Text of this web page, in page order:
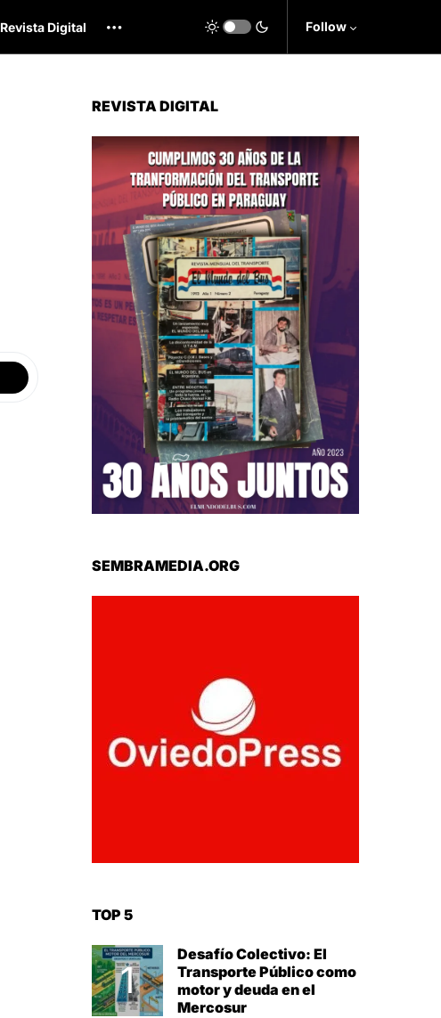
Revista Digital Follow
REVISTA DIGITAL
SEMBRAMEDIA.ORG
TOP 5
Desafío Colectivo: El
Transporte Público como
motor y deuda en el
Mercosur